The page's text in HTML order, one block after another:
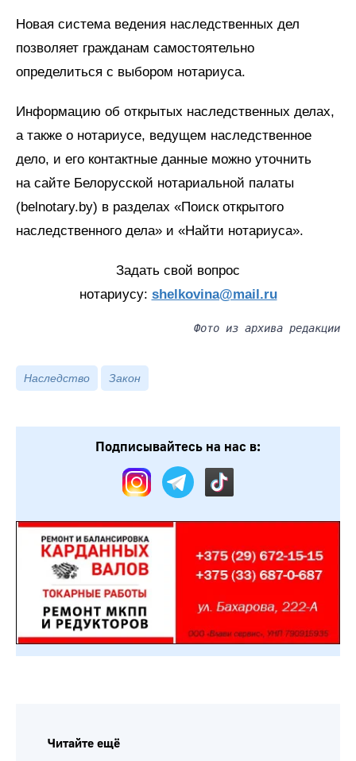
Новая система ведения наследственных дел
позволяет гражданам самостоятельно
определиться с выбором нотариуса.
Информацию об открытых наследственных делах,
а также о нотариусе, ведущем наследственное
дело, и его контактные данные можно уточнить
на сайте Белорусской нотариальной палаты
(belnotary.by) в разделах «Поиск открытого
наследственного дела» и «Найти нотариуса».
Задать свой вопрос
нотариусу: shelkovina@mail.ru
Фото из архива редакции
Наследство Закон
Подписывайтесь на нас в:
Читайте ещё